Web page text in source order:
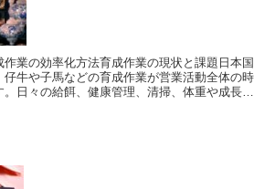
業の効率化方法育成作業の現状と課題日本国
仔牛や子馬などの育成作業が営業活動全体の時
。日々の給餌、健康管理、清掃、体重や成長度